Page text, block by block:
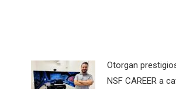
Otorgan
NSF CAREER a